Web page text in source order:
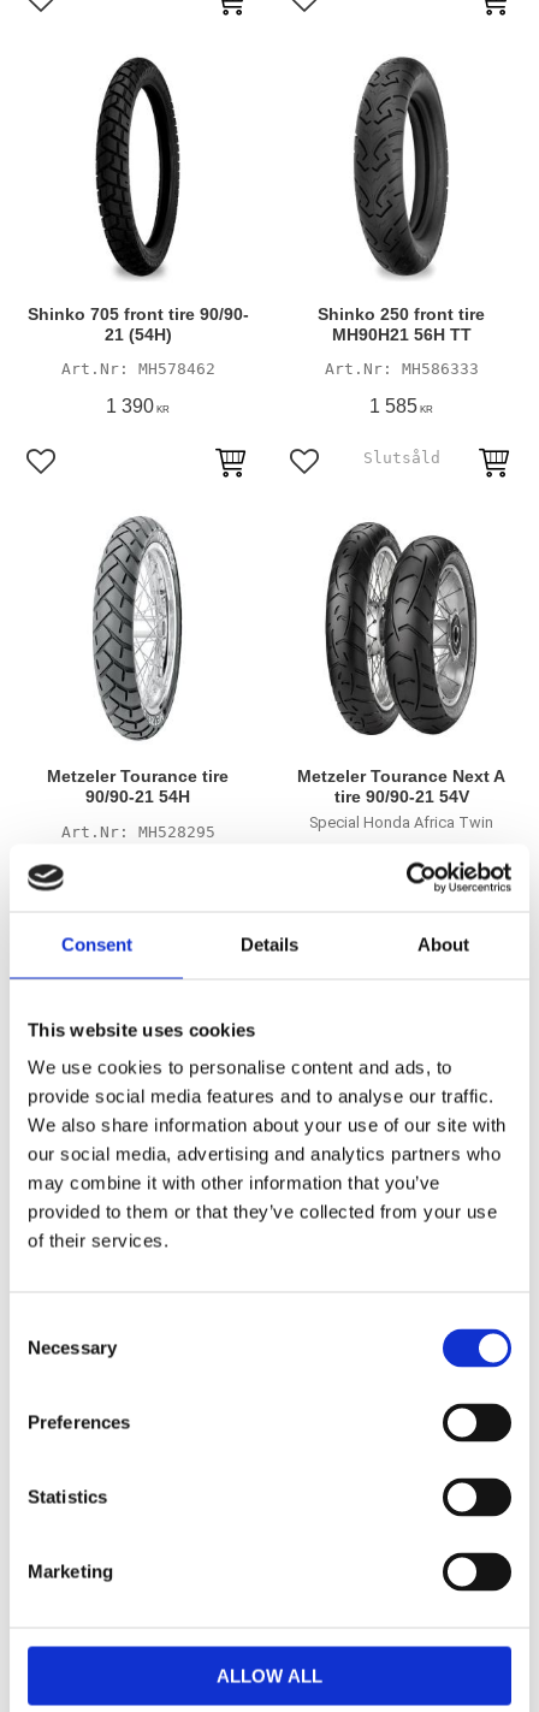
Consent Details About
This website uses cookies
We use cookies to personalise content and ads, to
provide social media features and to analyse our traffic.
We also share information about your use of our site with
our social media, advertising and analytics partners who
may combine it with other information that you’ve
provided to them or that they’ve collected from your use
of their services.
Necessary
Preferences
Statistics
Marketing
ALLOW ALL
Lägg till i favoriter Lägg till i favoriter
Shinko 705 front tire 90/90-
21 (54H)
MH578462
1 390 KR
Lägg till i favoriter
Shinko 250 front tire
MH90H21 56H TT
MH586333
1 585 KR
Lägg till i favoriter
Metzeler Tourance tire
90/90-21 54H
MH528295
Lägg till i favoriter
Metzeler Tourance Next A
tire 90/90-21 54V
Special Honda Africa Twin
1 845
Lägg till i favoriter
3 470
Lägg till i favoriter Lägg till i favoriter